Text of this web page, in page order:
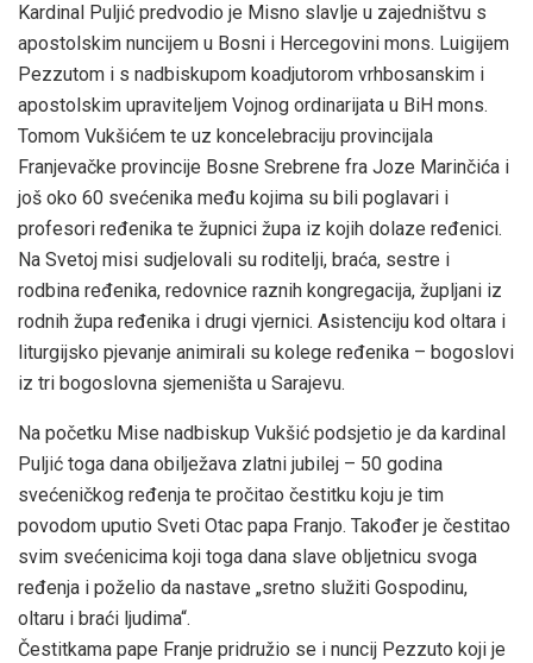
Kardinal Puljić predvodio je Misno slavlje u zajedništvu s
apostolskim nuncijem u Bosni i Hercegovini mons. Luigijem
Pezzutom i s nadbiskupom koadjutorom vrhbosanskim i
apostolskim upraviteljem Vojnog ordinarijata u BiH mons.
Tomom Vukšićem te uz koncelebraciju provincijala
Franjevačke provincije Bosne Srebrene fra Joze Marinčića i
još oko 60 svećenika među kojima su bili poglavari i
profesori ređenika te župnici župa iz kojih dolaze ređenici.
Na Svetoj misi sudjelovali su roditelji, braća, sestre i
rodbina ređenika, redovnice raznih kongregacija, župljani iz
rodnih župa ređenika i drugi vjernici. Asistenciju kod oltara i
liturgijsko pjevanje animirali su kolege ređenika – bogoslovi
iz tri bogoslovna sjemeništa u Sarajevu.
Na početku Mise nadbiskup Vukšić podsjetio je da kardinal
Puljić toga dana obilježava zlatni jubilej – 50 godina
svećeničkog ređenja te pročitao čestitku koju je tim
povodom uputio Sveti Otac papa Franjo. Također je čestitao
svim svećenicima koji toga dana slave obljetnicu svoga
ređenja i poželio da nastave „sretno služiti Gospodinu,
oltaru i braći ljudima“.
Čestitkama pape Franje pridružio se i nuncij Pezzuto koji je